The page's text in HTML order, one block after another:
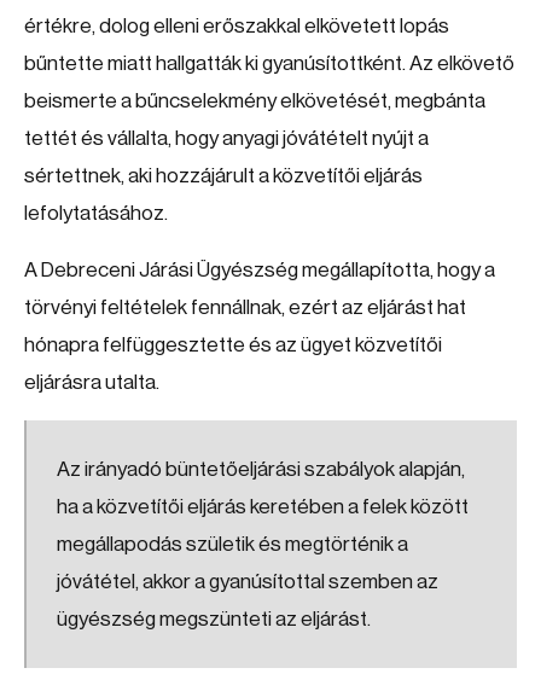
értékre, dolog elleni erőszakkal elkövetett lopás
bűntette miatt hallgatták ki gyanúsítottként. Az elkövető
beismerte a bűncselekmény elkövetését, megbánta
tettét és vállalta, hogy anyagi jóvátételt nyújt a
sértettnek, aki hozzájárult a közvetítői eljárás
lefolytatásához.
A Debreceni Járási Ügyészség megállapította, hogy a
törvényi feltételek fennállnak, ezért az eljárást hat
hónapra felfüggesztette és az ügyet közvetítői
eljárásra utalta.
Az irányadó büntetőeljárási szabályok alapján,
ha a közvetítői eljárás keretében a felek között
megállapodás születik és megtörténik a
jóvátétel, akkor a gyanúsítottal szemben az
ügyészség megszünteti az eljárást.